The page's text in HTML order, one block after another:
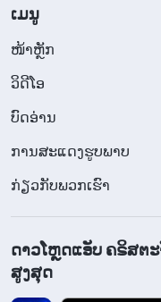
​ເມ​ນູ
​ໜ້າຫຼັກ
ວິ​ດີ​ໂອ
ບົດອ່ານ
ການສະແດງຮູບພາບ
ກ່ຽວກັບພວກເຮົາ
ດາວໂຫຼດແອັບ ຄຣິສຕ
ສູງສຸດ